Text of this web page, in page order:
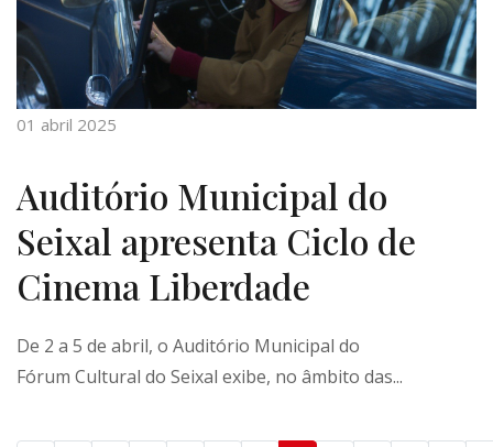
01 abril 2025
Auditório Municipal do
Seixal apresenta Ciclo de
Cinema Liberdade
De 2 a 5 de abril, o Auditório Municipal do
Fórum Cultural do Seixal exibe, no âmbito das...